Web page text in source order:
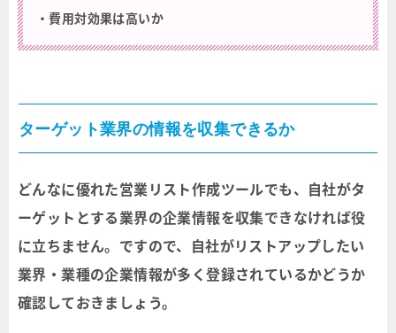
・費用対効果は高いか
ターゲット業界の情報を収集できるか
どんなに優れた営業リスト作成ツールでも、自社がタ
ーゲットとする業界の企業情報を収集できなければ役
に立ちません。ですので、自社がリストアップしたい
業界・業種の企業情報が多く登録されているかどうか
確認しておきましょう。